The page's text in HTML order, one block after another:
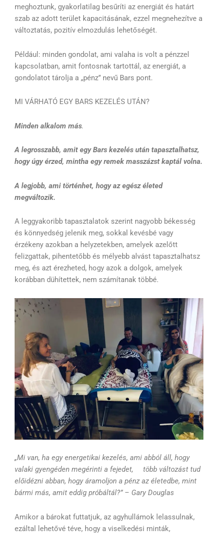
meghoztunk, gyakorlatilag besűríti az energiát és határt
szab az adott terület kapacitásának, ezzel megnehezítve a
változtatás, pozitív elmozdulás lehetőségét.
Például: minden gondolat, ami valaha is volt a pénzzel
kapcsolatban, amit fontosnak tartottál, az energiát, a
gondolatot tárolja a „pénz” nevű Bars pont.
MI VÁRHATÓ EGY BARS KEZELÉS UTÁN?
Minden alkalom más.
A legrosszabb, amit egy Bars kezelés után tapasztalhatsz,
hogy úgy érzed, mintha egy remek masszázst kaptál volna.
A legjobb, ami történhet, hogy az egész életed
megváltozik.
A leggyakoribb tapasztalatok szerint nagyobb békesség
és könnyedség jelenik meg, sokkal kevésbé vagy
érzékeny azokban a helyzetekben, amelyek azelőtt
felizgattak, pihentetőbb és mélyebb alvást tapasztalhatsz
meg, és azt érezheted, hogy azok a dolgok, amelyek
korábban dühítettek, nem számítanak többé.
„Mi van, ha egy energetikai kezelés, ami abból áll, hogy
valaki gyengéden megérinti a fejedet, több változást tud
előidézni abban, hogy áramoljon a pénz az életedbe, mint
bármi más, amit eddig próbáltál?” – Gary Douglas
Amikor a bárokat futtatjuk, az agyhullámok lelassulnak,
ezáltal lehetővé téve, hogy a viselkedési minták,